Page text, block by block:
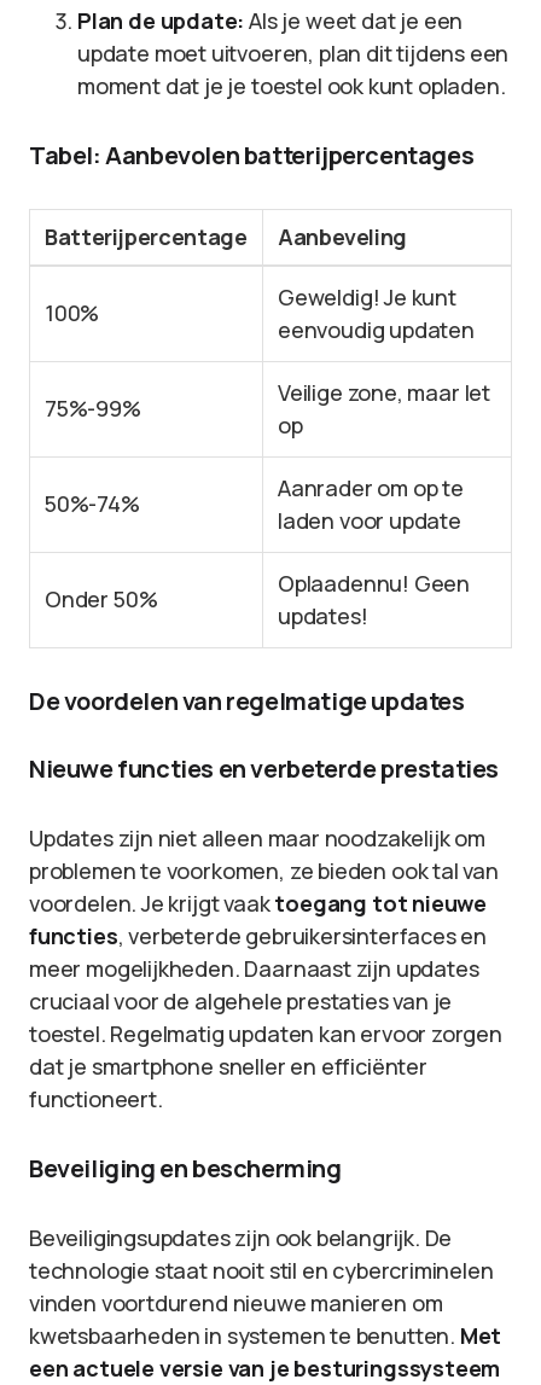
Plan de update: Als je weet dat je een
update moet uitvoeren, plan dit tijdens een
moment dat je je toestel ook kunt opladen.
Tabel: Aanbevolen batterijpercentages
Batterijpercentage Aanbeveling
100%
Geweldig! Je kunt
eenvoudig updaten
75%-99%
Veilige zone, maar let
op
50%-74%
Aanrader om op te
laden voor update
Onder 50%
Oplaadennu! Geen
updates!
De voordelen van regelmatige updates
Nieuwe functies en verbeterde prestaties
Updates zijn niet alleen maar noodzakelijk om
problemen te voorkomen, ze bieden ook tal van
voordelen. Je krijgt vaaktoegang tot nieuwe
functies, verbeterde gebruikersinterfaces en
meer mogelijkheden. Daarnaast zijn updates
cruciaal voor de algehele prestaties van je
toestel. Regelmatig updaten kan ervoor zorgen
dat je smartphone sneller en efficiënter
functioneert.
Beveiliging en bescherming
Beveiligingsupdates zijn ook belangrijk. De
technologie staat nooit stil en cybercriminelen
vinden voortdurend nieuwe manieren om
kwetsbaarheden in systemen te benutten. Met
een actuele versie van je besturingssysteem